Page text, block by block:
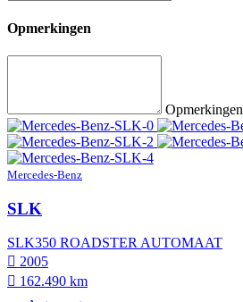
Opmerkingen
Opmerkingen
Mercedes-Benz
SLK
SLK350 ROADSTER AUTOMAAT
2005
162.490 km